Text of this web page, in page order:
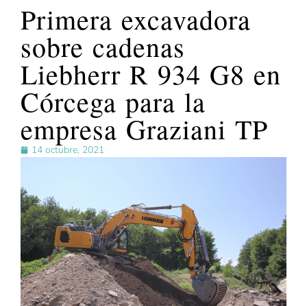
Primera excavadora
sobre cadenas
Liebherr R 934 G8 en
Córcega para la
empresa Graziani TP
14 octubre, 2021